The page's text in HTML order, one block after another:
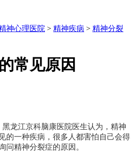
神心理医院 > 精神疾病 > 精神分裂
常见原因
龙江京科脑康医院医生认为，精神
的一种疾病，很多人都害怕自己会得
问精神分裂症的原因。